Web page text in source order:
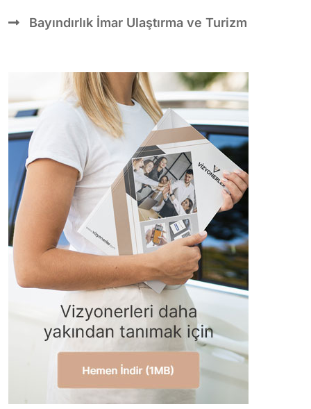
Bayındırlık İmar Ulaştırma ve Turizm